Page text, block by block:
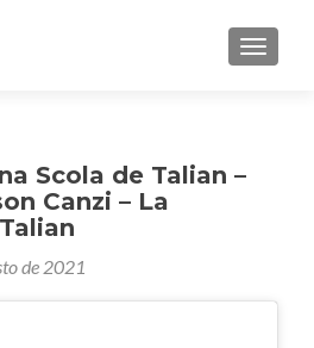
Scola de Talian –
Canzi – La
de 2021